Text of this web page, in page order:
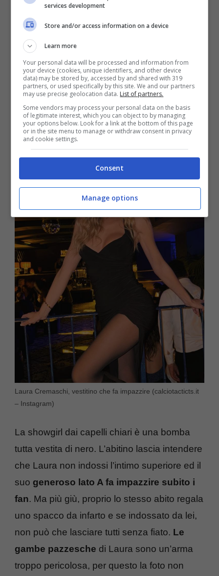
eccome e sedurre per lei è un gioco. Ancora
una volta infatti, con un nuovo post di poche
ore fa ha lasciato tutti a bocca aperta grazie
alle sue curve che davvero, non cambiano
mai. Forma fisica pazzesca, vestito
cortissimo ed aderente e si può scattare. La
foto però non è certo per deboli di cuore ed
anzi, andrebbe aperta con assoluta cautela.
Laura Cremaschi, vestitino che fa impazzire (calciotacticts.it
– Instagram)
La showgirl dai capelli chiari è una bomba
tutta vestita di nero. L’abitino lascia intendere
che Laura non indossi l’intimo superiore ed il
suo generoso lato A fa impazzire subito i
fan. Ma più giù, proprio lo stesso abito regala
uno spacco da infarto e se indossato da lei,
non può che lasciare tutti senza fiato. Le
gambe pazzesche di Laura sono un’arma
troppo pericolosa, per questo la foto non
services development
Store and/or access information on a device
Learn more
Your personal data will be processed and information from
your device (cookies, unique identifiers, and other device
data) may be stored by, accessed by and shared with 319
partners, or used specifically by this site. We and our partners
may use precise geolocation data. List of partners.
Some vendors may process your personal data on the basis
of legitimate interest, which you can object to by managing
your options below. Look for a link at the bottom of this page
or in the site menu to manage or withdraw consent in privacy
and cookie settings.
Consent
Manage options